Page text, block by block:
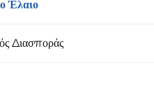
Έλαιο
Διασποράς